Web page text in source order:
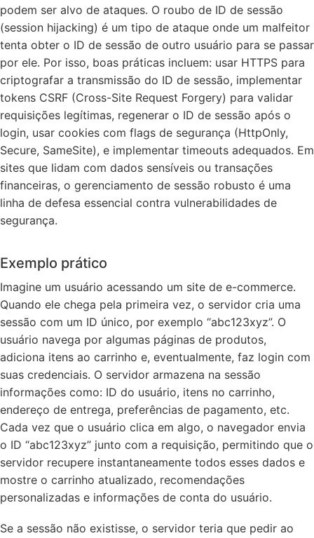
podem ser alvo de ataques. O roubo de ID de sessão
(session hijacking) é um tipo de ataque onde um malfeitor
tenta obter o ID de sessão de outro usuário para se passar
por ele. Por isso, boas práticas incluem: usar HTTPS para
criptografar a transmissão do ID de sessão, implementar
tokens CSRF (Cross-Site Request Forgery) para validar
requisições legítimas, regenerar o ID de sessão após o
login, usar cookies com flags de segurança (HttpOnly,
Secure, SameSite), e implementar timeouts adequados. Em
sites que lidam com dados sensíveis ou transações
financeiras, o gerenciamento de sessão robusto é uma
linha de defesa essencial contra vulnerabilidades de
segurança.
Exemplo prático
Imagine um usuário acessando um site de e-commerce.
Quando ele chega pela primeira vez, o servidor cria uma
sessão com um ID único, por exemplo “abc123xyz”. O
usuário navega por algumas páginas de produtos,
adiciona itens ao carrinho e, eventualmente, faz login com
suas credenciais. O servidor armazena na sessão
informações como: ID do usuário, itens no carrinho,
endereço de entrega, preferências de pagamento, etc.
Cada vez que o usuário clica em algo, o navegador envia
o ID “abc123xyz” junto com a requisição, permitindo que o
servidor recupere instantaneamente todos esses dados e
mostre o carrinho atualizado, recomendações
personalizadas e informações de conta do usuário.
Se a sessão não existisse, o servidor teria que pedir ao